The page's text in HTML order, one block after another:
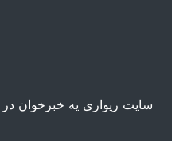
سایت ریواری یه خبرخوان